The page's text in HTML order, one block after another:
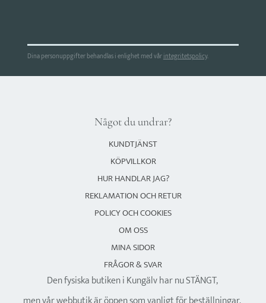
Dina personuppgifter behandlas i enlighet med vårintegritetspolicy.
Något du undrar?
KUNDTJÄNST
KÖPVILLKOR
HUR HANDLAR JAG?
REKLAMATION OCH RETUR
POLICY OCH COOKIES
OM OSS
MINA SIDOR
FRÅGOR & SVAR
Den fysiska butiken i Kungälv har nu STÄNGT,